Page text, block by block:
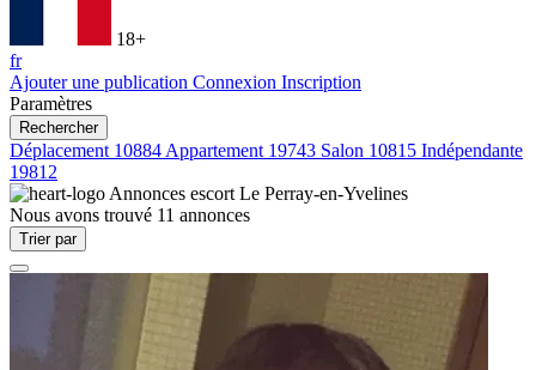
18+
fr
Ajouter une publication Connexion Inscription
Paramètres
Rechercher
Déplacement 10884 Appartement 19743 Salon 10815 Indépendante
19812
Annonces escort Le Perray-en-Yvelines
Nous avons trouvé 11 annonces
Trier par